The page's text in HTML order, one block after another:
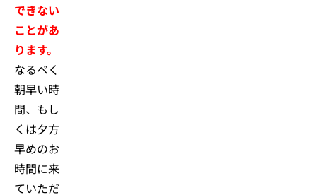
できない
ことがあ
ります。
なるべく
朝早い時
間、もし
くは夕方
早めのお
時間に来
ていただ